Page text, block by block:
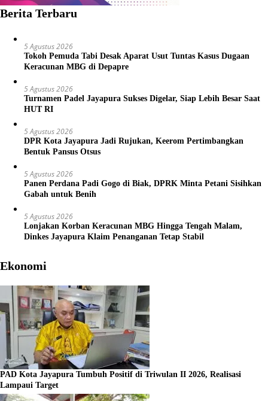
Berita Terbaru
5 Agustus 2026
Tokoh Pemuda Tabi Desak Aparat Usut Tuntas Kasus Dugaan
Keracunan MBG di Depapre
5 Agustus 2026
Turnamen Padel Jayapura Sukses Digelar, Siap Lebih Besar Saat
HUT RI
5 Agustus 2026
DPR Kota Jayapura Jadi Rujukan, Keerom Pertimbangkan
Bentuk Pansus Otsus
5 Agustus 2026
Panen Perdana Padi Gogo di Biak, DPRK Minta Petani Sisihkan
Gabah untuk Benih
5 Agustus 2026
Lonjakan Korban Keracunan MBG Hingga Tengah Malam,
Dinkes Jayapura Klaim Penanganan Tetap Stabil
Ekonomi
PAD Kota Jayapura Tumbuh Positif di Triwulan II 2026, Realisasi
Lampaui Target